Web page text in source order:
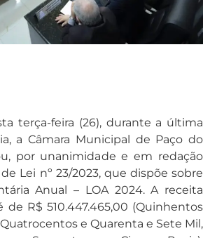
terça-feira (26), durante a última
a Câmara Municipal de Paço do
por unanimidade e em redação
Lei nº 23/2023, que dispõe sobre
Anual – LOA 2024. A receita
R$ 510.447.465,00 (Quinhentos
e Quarenta e Sete Mil,